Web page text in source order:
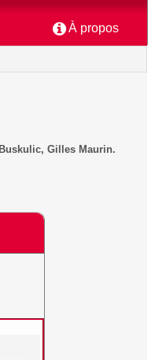
À propos
Gilles Maurin.